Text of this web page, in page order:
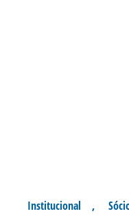
Institucional ,